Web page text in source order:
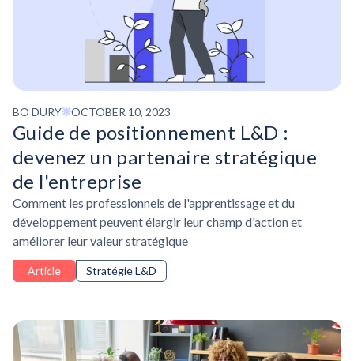
BO DURY OCTOBER 10, 2023
Guide de positionnement L&D :
devenez un partenaire stratégique
de l'entreprise
Comment les professionnels de l'apprentissage et du
développement peuvent élargir leur champ d'action et
améliorer leur valeur stratégique
Article Stratégie L&D